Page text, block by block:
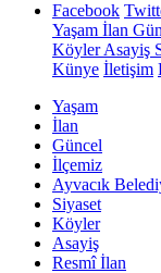
Facebook
Yaşam İlan
KöylerAsayiş
Künye İletişim
Yaşam
İlan
Güncel
İlçemiz
Ayvacık
Siyaset
Köyler
Asayiş
Resmî İlan